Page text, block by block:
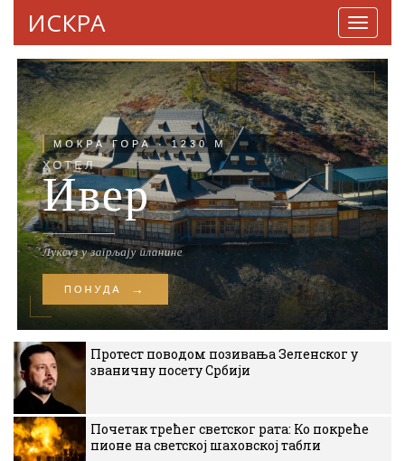
ИСКРА
Протест поводом позивања Зеленског у
званичну посету Србији
Почетак трећег светског рата: Ко покреће
пионе на светској шаховској табли